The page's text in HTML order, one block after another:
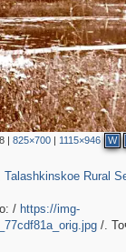
|825×700 | 1115×946 W
Talashkinskoe Rural
/ https://img-
/.